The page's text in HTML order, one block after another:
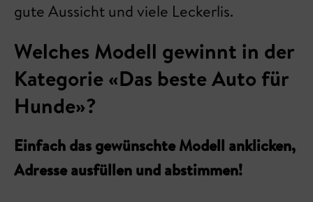
gute Aussicht und viele Leckerlis.
Welches Modell gewinnt in der
Kategorie «Das beste Auto für
Hunde»?
Einfach das gewünschte Modell anklicken,
Adresse ausfüllen und abstimmen!